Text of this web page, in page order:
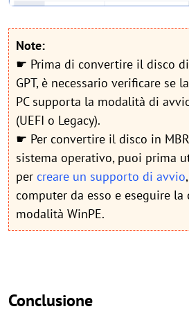
Note:
☛ Prima di convertire il disco
GPT, è necessario verificare se
PC supporta la modalità di
(UEFI o Legacy).
☛ Per convertire il disco in
sistema operativo, puoi prima
per creare un supporto di avvio
computer da esso e eseguire la
modalità WinPE.
Conclusione